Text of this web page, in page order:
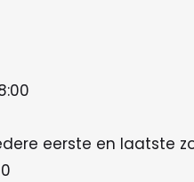
eerste en laatste